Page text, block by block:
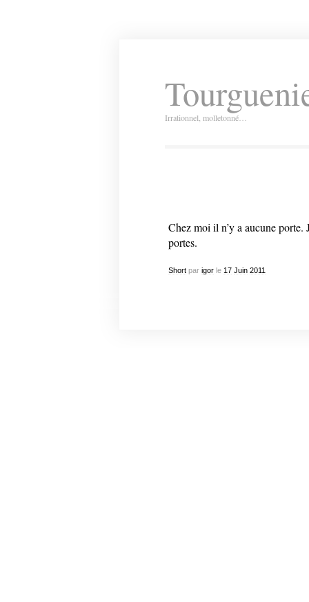
Irrationnel, molletonné…
Chez moi il n’y a aucune porte.
portes.
Shortpar igorle 17 Juin 2011